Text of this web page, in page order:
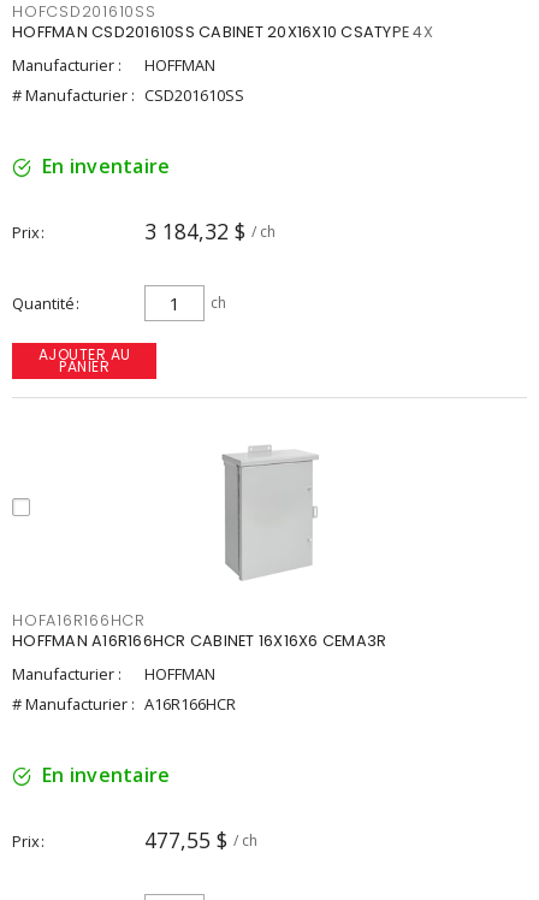
HOFCSD201610SS
HOFFMAN CSD201610SS CABINET 20X16X10 CSATYPE 4X
Manufacturier :
HOFFMAN
# Manufacturier : CSD201610SS
En inventaire
Prix 3 184,32 $ / ch
Quantité ch
AJOUTER AU
PANIER
HOFA16R166HCR
HOFFMAN A16R166HCR CABINET 16X16X6 CEMA3R
Manufacturier :
HOFFMAN
# Manufacturier : A16R166HCR
En inventaire
Prix 477,55 $ / ch